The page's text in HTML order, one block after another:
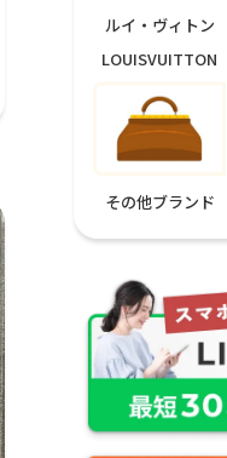
ルイ・ヴィトン
LOUISVUITTON
その他ブランド